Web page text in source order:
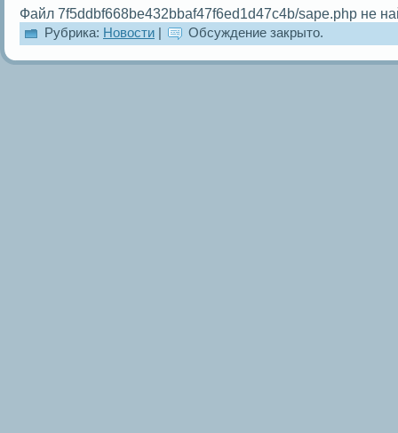
Файл 7f5ddbf668be432bbaf47f6ed1d47c4b/sape.php не
Рубрика: Новости | Обсуждение закрыто.